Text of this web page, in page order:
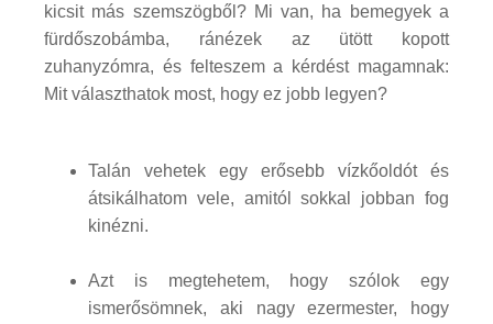
kicsit más szemszögből? Mi van, ha bemegyek a
fürdőszobámba, ránézek az ütött kopott
zuhanyzómra, és felteszem a kérdést magamnak:
Mit választhatok most, hogy ez jobb legyen?
Talán vehetek egy erősebb vízkőoldót és
átsikálhatom vele, amitól sokkal jobban fog
kinézni.
Azt is megtehetem, hogy szólok egy
ismerősömnek, aki nagy ezermester, hogy